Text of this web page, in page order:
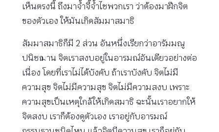
เห็นตรงนี้ ถึงมาจ้ำจี้จ้ำไชพวกเรา ว่าต้องมาฝึกจิต
ของตัวเอง ให้มันเกิดสัมมาสมาธิ
สัมมาสมาธิก็มี 2 ส่วน อันหนึ่งเรียกว่าอารัมมณู
ปนิชฌาน จิตเราสงบอยู่ในอารมณ์อันเดียวอย่างต่อ
เนื่อง โดยที่เราไม่ได้บังคับ ถ้าเราบังคับ จิตไม่มี
ความสุข จิตไม่มีความสุข จิตไม่มีความสงบ เพราะ
ความสุขเป็นเหตุใกล้ให้เกิดสมาธิ ฉะนั้นเราอยากให้
จิตสงบ เราก็ต้องดูตัวเอง เราอยู่กับอารมณ์